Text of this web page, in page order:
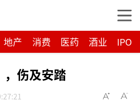
地产 消费 医药 酒业 IPO
伤及安踏